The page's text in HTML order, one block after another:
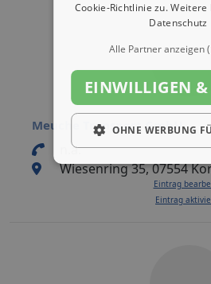
Meuche Transport GmbH
n.a.
Wiesenring 35, 07554
Eintrag
Eintrag
Cookie-Richtlinie zu.Weitere
Datenschutz
Alle Partner anzeigen
EINWILLIGEN &
OHNE WERBUNG